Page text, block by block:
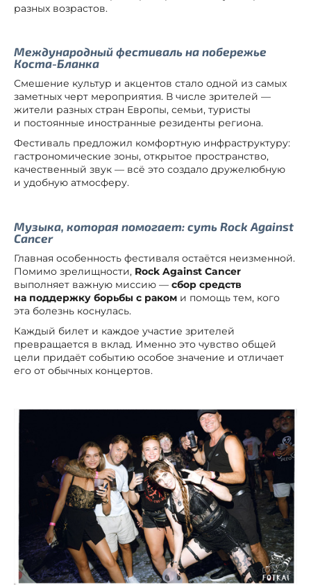
разных возрастов.
Международный фестиваль на побережье
Коста-Бланка
Смешение культур и акцентов стало одной из самых
заметных черт мероприятия. В числе зрителей —
жители разных стран Европы, семьи, туристы
и постоянные иностранные резиденты региона.
Фестиваль предложил комфортную инфраструктуру:
гастрономические зоны, открытое пространство,
качественный звук — всё это создало дружелюбную
и удобную атмосферу.
Музыка, которая помогает: суть Rock Against
Cancer
Главная особенность фестиваля остаётся неизменной.
Помимо зрелищности, Rock Against Cancer
выполняет важную миссию — сбор средств
на поддержку борьбы с раком и помощь тем, кого
эта болезнь коснулась.
Каждый билет и каждое участие зрителей
превращается в вклад. Именно это чувство общей
цели придаёт событию особое значение и отличает
его от обычных концертов.